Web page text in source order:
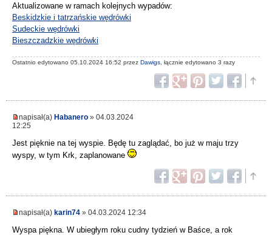
Aktualizowane w ramach kolejnych wypadów:
Beskidzkie i tatrzańskie wędrówki
Sudeckie wędrówki
Bieszczadzkie wędrówki
Ostatnio edytowano 05.10.2024 16:52 przez Dawigs , łącznie edytowano 3 razy
napisał(a) Habanero » 04.03.2024
12:25
Jest pięknie na tej wyspie. Będę tu zaglądać, bo już w maju trzy
wyspy, w tym Krk, zaplanowane
napisał(a) karin74 » 04.03.2024 12:34
Wyspa piękna. W ubiegłym roku cudny tydzień w Baśce, a rok